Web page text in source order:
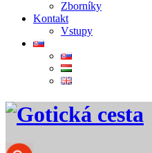
Zborníky
Kontakt
Vstupy